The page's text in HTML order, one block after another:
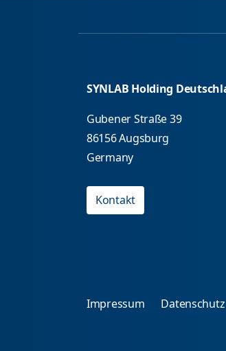
SYNLAB Holding
Gubener Straße 39
86156 Augsburg
Germany
Kontakt
Impressum Datenschutz